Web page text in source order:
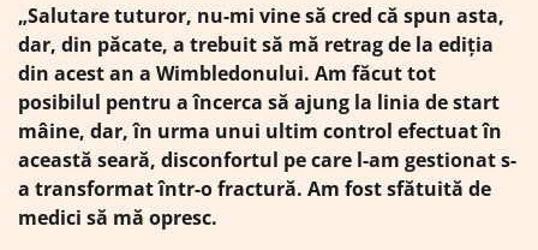
„Salutare tuturor, nu-mi vine să cred că spun asta,
dar, din păcate, a trebuit să mă retrag de la ediția
din acest an a Wimbledonului. Am făcut tot
posibilul pentru a încerca să ajung la linia de start
mâine, dar, în urma unui ultim control efectuat în
această seară, disconfortul pe care l-am gestionat s-
a transformat într-o fractură. Am fost sfătuită de
medici să mă opresc.